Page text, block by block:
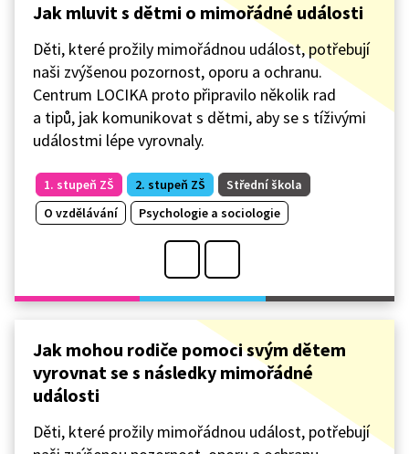
Jak mluvit s dětmi o mimořádné události
Děti, které prožily mimořádnou událost, potřebují
naši zvýšenou pozornost, oporu a ochranu.
Centrum LOCIKA proto připravilo několik rad
a tipů, jak komunikovat s dětmi, aby se s tíživými
událostmi lépe vyrovnaly.
1. stupeň ZŠ 2. stupeň ZŠ
Střední škola
O vzdělávání
Psychologie a sociologie
Jak mohou rodiče pomoci svým dětem
vyrovnat se s následky mimořádné
události
Děti, které prožily mimořádnou událost, potřebují